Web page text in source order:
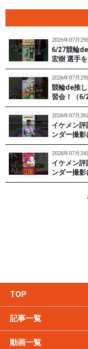
2026年07月29
6/27競輪
宏樹 選手
戸けいり
2026年07月29
競輪de推
習会！（6/
チャレン
けいりん #
2026年07月26
イケメン
ンダー撮影
宏樹選手
2026年07月24
イケメン
ンダー撮影
ツへの思
浦山一栄 #
TOP
記事一覧
動画一覧